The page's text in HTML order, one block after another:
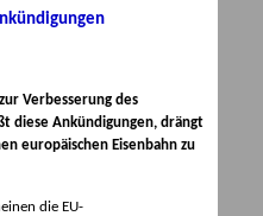
Verbesserung des
diese Ankündigungen, drängt
europäischen Eisenbahn zu
die EU-